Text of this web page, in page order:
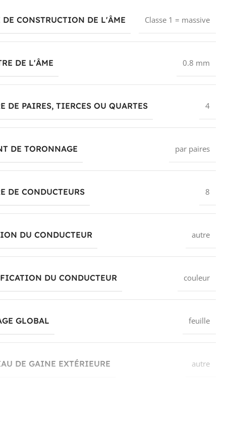
DE CONSTRUCTION DE L'ÂME Classe 1 = massive
DE L'ÂME 0.8 mm
DE PAIRES, TIERCES OU QUARTES 4
DE TORONNAGE par paires
DE CONDUCTEURS 8
DU CONDUCTEUR autre
DU CONDUCTEUR couleur
GLOBAL feuille
DE GAINE EXTÉRIEURE autre